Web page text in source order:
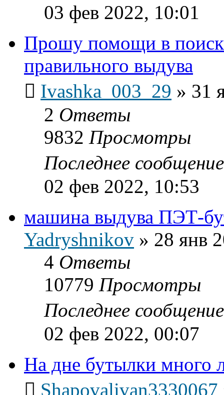
03 фев 2022, 10:01
Прошу помощи в
правильного выдува
Ivashka_003_29 » 31
2 Ответы
9832 Просмотры
Последнее
02 фев 2022, 10:53
машина выдува ПЭТ-
Yadryshnikov » 28 янв
4 Ответы
10779 Просмотры
Последнее
02 фев 2022, 00:07
На дне бутылки много
Shapovalivan3330067